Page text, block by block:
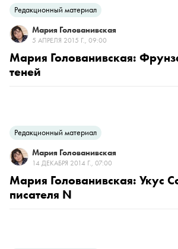
Редакционный материал
Мария Голованивская
5 АПРЕЛЯ 2015 Г., 09:00
Мария Голованивская:
теней
Редакционный материал
Мария Голованивская
14 ДЕКАБРЯ 2014 Г., 07:00
Мария Голованивская: Укус
писателя N